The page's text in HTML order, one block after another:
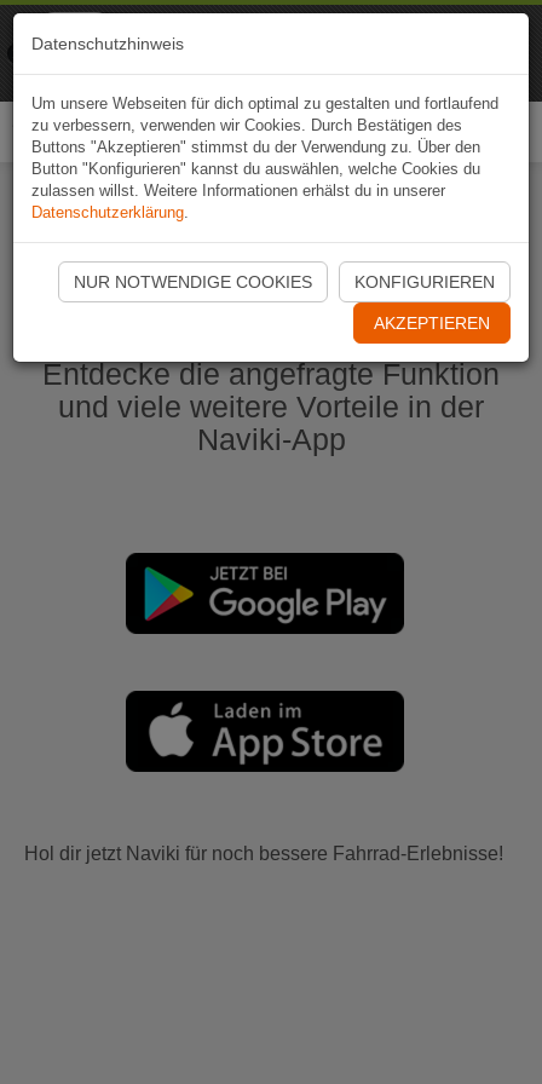
Naviki App jetzt öffnen
Entdecke die angefragte Funktion
und viele weitere Vorteile in der
Naviki-App
Hol dir jetzt Naviki für noch bessere Fahrrad-Erlebnisse!
Datenschutzhinweis
Um unsere Webseiten für dich optimal zu gestalten und fortlaufend
zu verbessern, verwenden wir Cookies. Durch Bestätigen des
Buttons "Akzeptieren" stimmst du der Verwendung zu. Über den
Button "Konfigurieren" kannst du auswählen, welche Cookies du
zulassen willst. Weitere Informationen erhälst du in unserer
Datenschutzerklärung.
NUR NOTWENDIGE COOKIES KONFIGURIEREN
AKZEPTIEREN
Naviki